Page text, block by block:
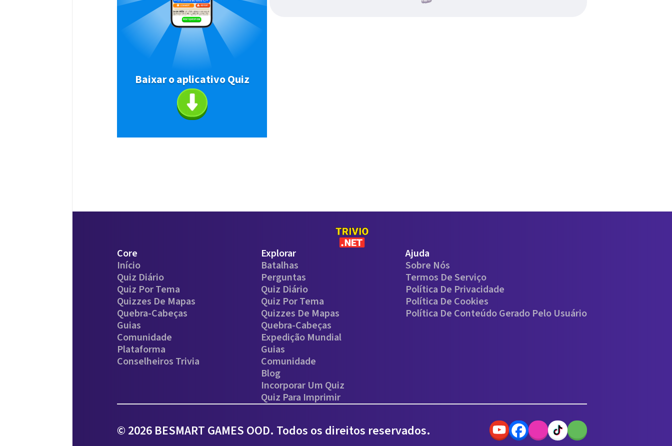
Baixar o aplicativo Quiz
Core
Início
Quiz Diário
Quiz Por Tema
Quizzes De Mapas
Quebra-Cabeças
Guias
Comunidade
Plataforma
Conselheiros Trivia
Explorar
Batalhas
Perguntas
Quiz Diário
Quiz Por Tema
Quizzes De Mapas
Quebra-Cabeças
Expedição Mundial
Guias
Comunidade
Blog
Incorporar Um Quiz
Quiz Para Imprimir
Ajuda
Sobre Nós
Termos De Serviço
Política De Privacidade
Política De Cookies
Política De Conteúdo Gerado Pelo Usuário
© 2026 BESMART GAMES OOD. Todos os direitos reservados.